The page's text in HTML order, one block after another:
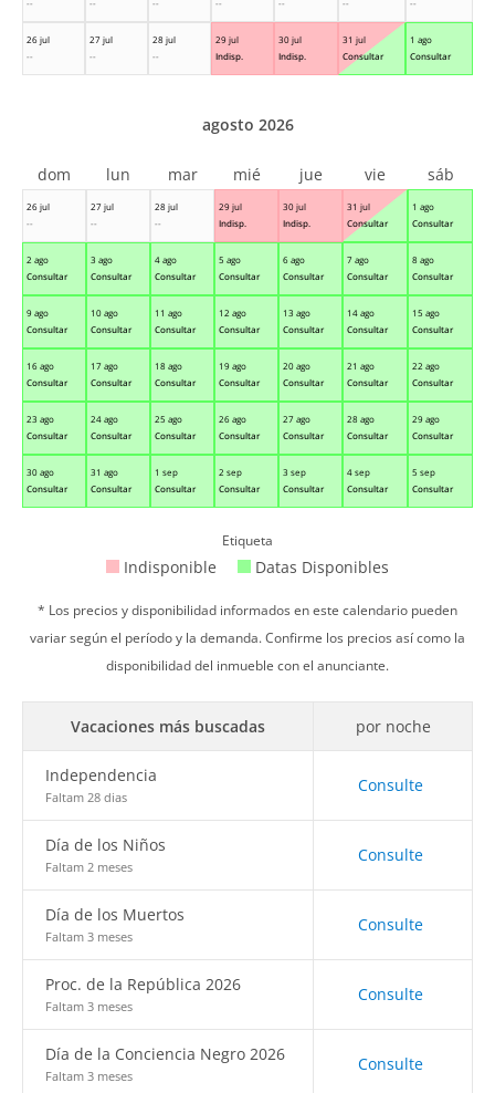
-- -- -- -- -- -- --
26 jul
--
27 jul
--
28 jul
--
29 jul
Indisp.
30 jul
Indisp.
31 jul
Consultar
1 ago
Consultar
26 jul
--
27 jul
--
28 jul
--
29 jul
Indisp.
30 jul
Indisp.
31 jul
Consultar
1 ago
Consultar
2 ago
Consultar
3 ago
Consultar
4 ago
Consultar
5 ago
Consultar
6 ago
Consultar
7 ago
Consultar
8 ago
Consultar
9 ago
Consultar
10 ago
Consultar
11 ago
Consultar
12 ago
Consultar
13 ago
Consultar
14 ago
Consultar
15 ago
Consultar
16 ago
Consultar
17 ago
Consultar
18 ago
Consultar
19 ago
Consultar
20 ago
Consultar
21 ago
Consultar
22 ago
Consultar
23 ago
Consultar
24 ago
Consultar
25 ago
Consultar
26 ago
Consultar
27 ago
Consultar
28 ago
Consultar
29 ago
Consultar
30 ago
Consultar
31 ago
Consultar
1 sep
Consultar
2 sep
Consultar
3 sep
Consultar
4 sep
Consultar
5 sep
Consultar
agosto 2026
dom lun mar mié jue vie sáb
Etiqueta
Indisponible Datas Disponibles
* Los precios y disponibilidad informados en este calendario pueden
variar según el período y la demanda. Confirme los precios así como la
disponibilidad del inmueble con el anunciante.
Vacaciones más buscadas por noche
Independencia
Faltam 28 dias
Consulte
Día de los Niños
Faltam 2 meses
Consulte
Día de los Muertos
Faltam 3 meses
Consulte
Proc. de la República 2026
Faltam 3 meses
Consulte
Día de la Conciencia Negro 2026
Faltam 3 meses
Consulte